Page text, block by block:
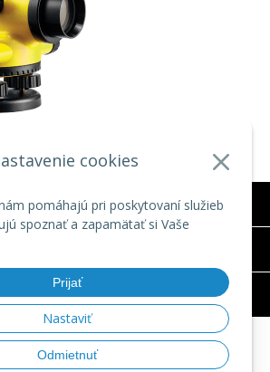
cookies
pomáhajú pri poskytovaní služieb
spoznať a zapamätať si Vaše
Prijať
Nastaviť
Odmietnuť
N24x-SET
SK •tvorba eshopu cez UNIobchod
3. - 7. augusta 2026
a vytvorené
vybavovať 10.8.2026.
za pochopenie.